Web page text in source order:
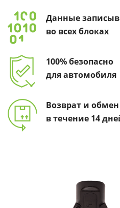
Данные
во всех блоках
100% безопасно
для автомобиля
Возврат и обмен
в течение 14